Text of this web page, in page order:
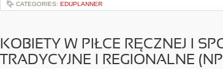
CATEGORIES: EDUPLANNER
KOBIETY W PIŁCE RĘCZNEJ I
TRADYCYJNE I REGIONALNE